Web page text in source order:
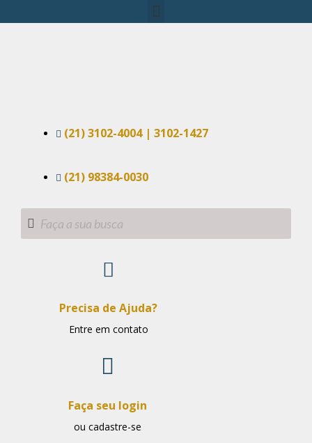
(21) 3102-4004 | 3102-1427
(21) 98384-0030
Precisa de Ajuda?
Entre em contato
Faça seu login
ou cadastre-se